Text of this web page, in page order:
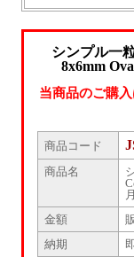
シンプル一
8x6mm
当商品のご購
商品コード
商品名
金額
納期